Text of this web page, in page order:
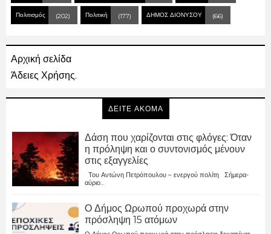
Πολιτισμός (202) Πολιτική (177) ΔΗΜΟΣ ΔΙΟΝΥΣΟΥ (66)
Αρχική σελίδα
Άδειες Χρήσης.
ΔΕΙΤΕ ΑΚΟΜΑ
Δάση που χαρίζονται στις φλόγες: Όταν
η πρόληψη και ο συντονισμός μένουν
στις εξαγγελίες
Του Αντώνη Πετρόπουλου – ενεργού πολίτη Σήμερα-
αύριο...
Ο Δήμος Ωρωπού προχωρά στην
πρόσληψη 15 ατόμων